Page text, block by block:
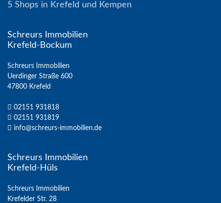
5 Shops in Krefeld und Kempen
Schreurs Immobilien
Krefeld-Bockum
Schreurs Immobilien
Uerdinger Straße 600
47800 Krefeld
02151 931818
02151 931819
info@schreurs-immobilien.de
Schreurs Immobilien
Krefeld-Hüls
Schreurs Immobilien
Krefelder Str. 28